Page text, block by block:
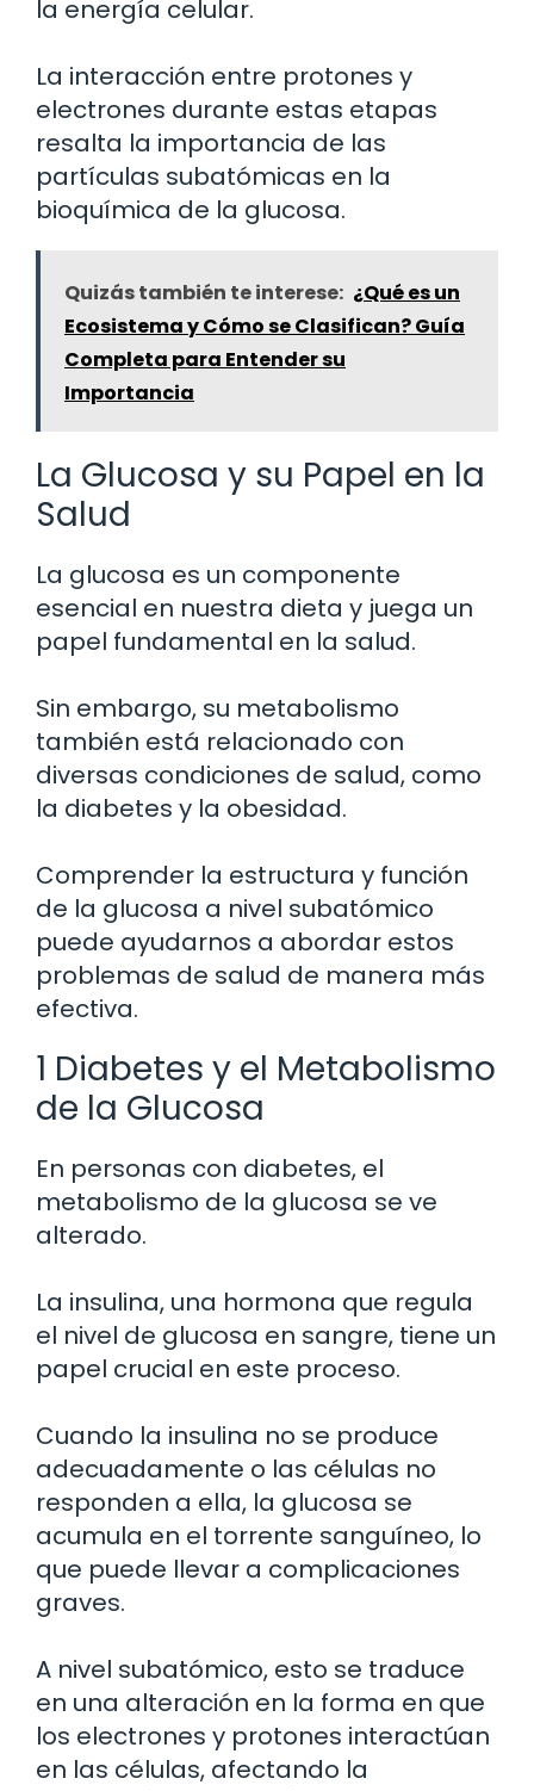
la energía celular.
La interacción entre protones y
electrones durante estas etapas
resalta la importancia de las
partículas subatómicas en la
bioquímica de la glucosa.
Quizás también te interese: ¿Qué es un
Ecosistema y Cómo se Clasifican? Guía
Completa para Entender su
Importancia
La Glucosa y su Papel en la
Salud
La glucosa es un componente
esencial en nuestra dieta y juega un
papel fundamental en la salud.
Sin embargo, su metabolismo
también está relacionado con
diversas condiciones de salud, como
la diabetes y la obesidad.
Comprender la estructura y función
de la glucosa a nivel subatómico
puede ayudarnos a abordar estos
problemas de salud de manera más
efectiva.
1 Diabetes y el Metabolismo
de la Glucosa
En personas con diabetes, el
metabolismo de la glucosa se ve
alterado.
La insulina, una hormona que regula
el nivel de glucosa en sangre, tiene un
papel crucial en este proceso.
Cuando la insulina no se produce
adecuadamente o las células no
responden a ella, la glucosa se
acumula en el torrente sanguíneo, lo
que puede llevar a complicaciones
graves.
A nivel subatómico, esto se traduce
en una alteración en la forma en que
los electrones y protones interactúan
en las células, afectando la